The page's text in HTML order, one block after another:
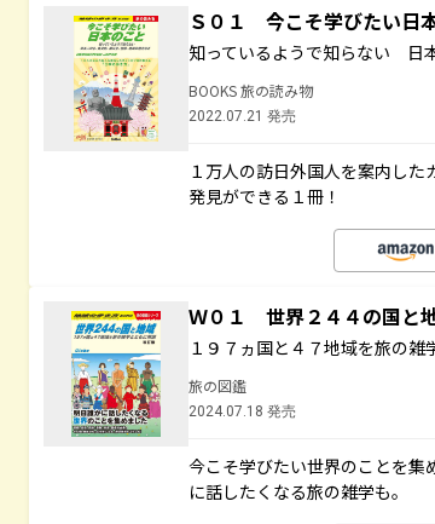
Ｓ０１ 今こそ学びたい日
知っているようで知らない 日
BOOKS 旅の読み物
2022.07.21 発売
１万人の訪日外国人を案内し
発見ができる１冊！
Ｗ０１ 世界２４４の国と
１９７ヵ国と４７地域を旅の雑
旅の図鑑
2024.07.18 発売
今こそ学びたい世界のことを集
に話したくなる旅の雑学も。